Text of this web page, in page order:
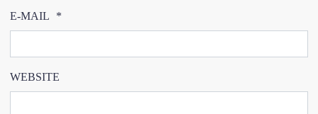
E-MAIL *
WEBSITE